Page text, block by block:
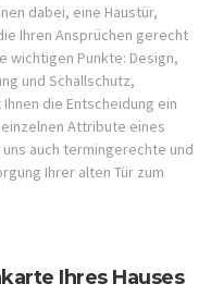
dabei, eine Haustür,
Ihren Ansprüchen gerecht
wichtigen Punkte: Design,
und Schallschutz,
die Entscheidung ein
Attribute eines
auch termingerechte und
Ihrer alten Tür zum
Ihres Hauses